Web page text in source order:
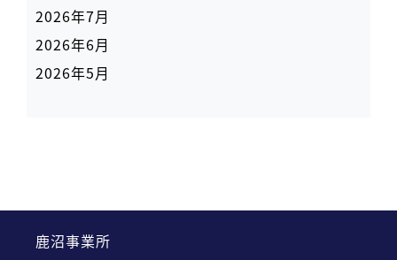
2026年7月
2026年6月
2026年5月
鹿沼事業所